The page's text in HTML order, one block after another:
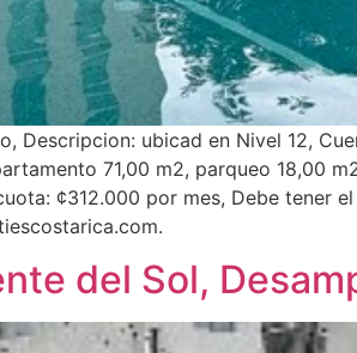
Descripcion: ubicad en Nivel 12,
71,00 m2, parqueo 18,00
¢312.000 por mes, Debe tener
del Sol,